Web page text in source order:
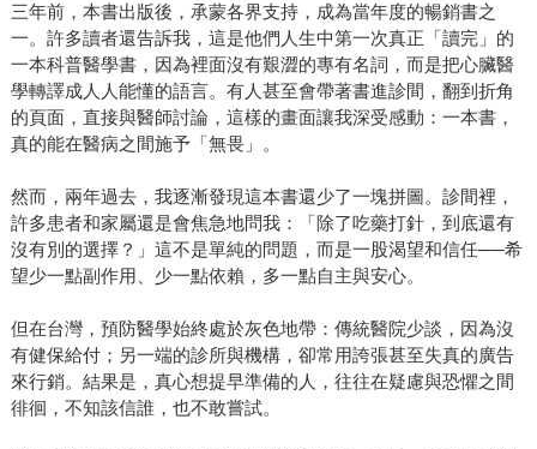
三年前，本書出版後，承蒙各界支持，成為當年度的暢銷書之
一。許多讀者還告訴我，這是他們人生中第一次真正「讀完」的
一本科普醫學書，因為裡面沒有艱澀的專有名詞，而是把心臟醫
學轉譯成人人能懂的語言。有人甚至會帶著書進診間，翻到折角
的頁面，直接與醫師討論，這樣的畫面讓我深受感動：一本書，
真的能在醫病之間施予「無畏」。
然而，兩年過去，我逐漸發現這本書還少了一塊拼圖。診間裡，
許多患者和家屬還是會焦急地問我：「除了吃藥打針，到底還有
沒有別的選擇？」這不是單純的問題，而是一股渴望和信任──希
望少一點副作用、少一點依賴，多一點自主與安心。
但在台灣，預防醫學始終處於灰色地帶：傳統醫院少談，因為沒
有健保給付；另一端的診所與機構，卻常用誇張甚至失真的廣告
來行銷。結果是，真心想提早準備的人，往往在疑慮與恐懼之間
徘徊，不知該信誰，也不敢嘗試。